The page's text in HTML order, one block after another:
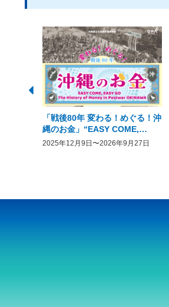
「戦後80年 変わる！めぐる！沖
縄のお金」“EASY COME,
EASY GO － The History of
2025年12月9日〜2026年9月27日